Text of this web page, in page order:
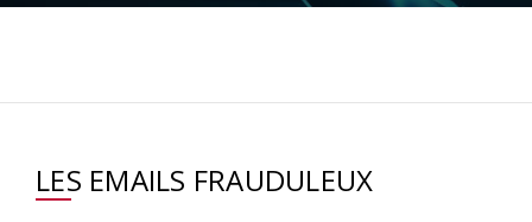
LES EMAILS FRAUDULEUX